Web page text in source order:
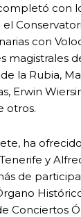
con
con
magistrales
la Rubia,
Erwin
otros.
ha
y
de
Conciertos